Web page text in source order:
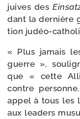
juives des
dant la der­nière
tion judéo-
« Plus jamais
guerre »,
que « cette
contre
appel à tous les
aux lea­ders